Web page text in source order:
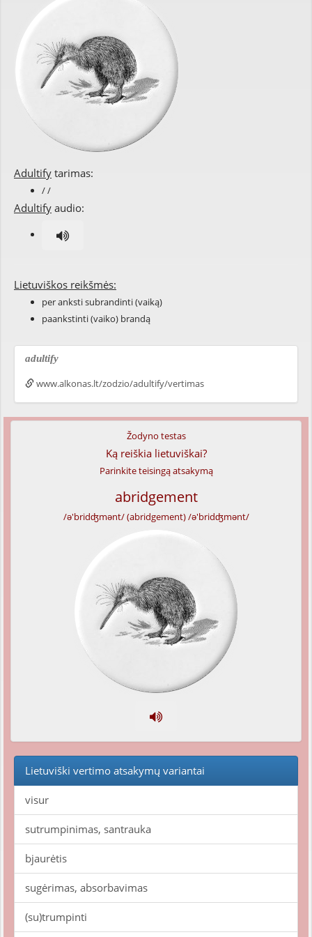
Adultify tarimas:
/ /
Adultify audio:
Lietuviškos reikšmės:
per anksti subrandinti (vaiką)
paankstinti (vaiko) brandą
adultify
www.alkonas.lt/zodzio/adultify/vertimas
Žodyno testas
Ką reiškia lietuviškai?
Parinkite teisingą atsakymą
abridgement
/ə'bridʤmənt/ (abridgement) /ə'bridʤmənt/
Lietuviški vertimo atsakymų variantai
visur
sutrumpinimas, santrauka
bjaurėtis
sugėrimas, absorbavimas
(su)trumpinti